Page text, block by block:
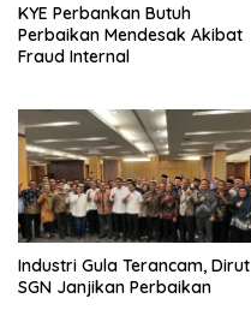
KYE Perbankan Butuh
Perbaikan Mendesak Akibat
Fraud Internal
Industri Gula Terancam, Dirut
SGN Janjikan Perbaikan